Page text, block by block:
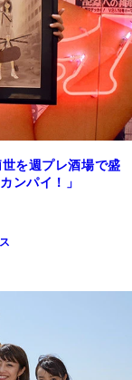
を週プレ酒場で盛
ンパイ！」